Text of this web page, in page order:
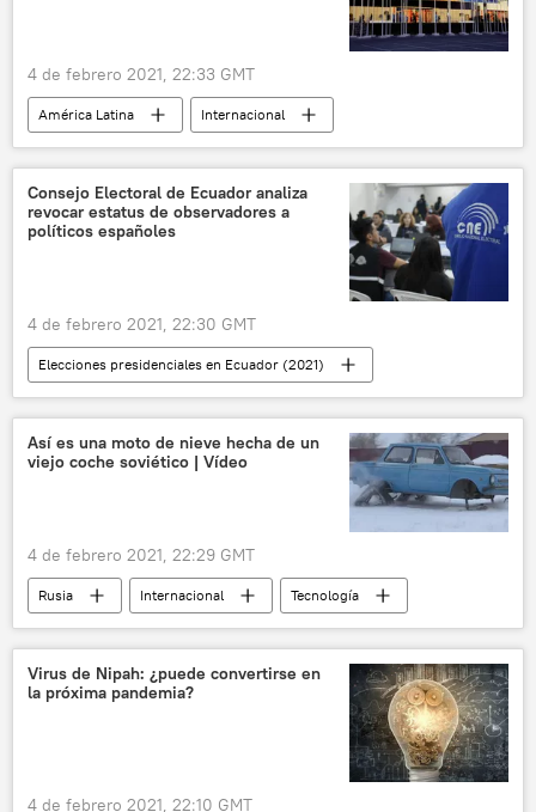
4 de febrero 2021, 22:33 GMT
América Latina
Internacional
México
CELAC
vacunación
vacunación contra el COVID-19
Organización Mundial de la Salud
noticias
Consejo Electoral de Ecuador analiza
revocar estatus de observadores a
políticos españoles
4 de febrero 2021, 22:30 GMT
Elecciones presidenciales en Ecuador (2021)
América Latina
Internacional
Consejo Nacional Electoral (CNE) de Ecuador
Ecuador
elecciones
Así es una moto de nieve hecha de un
viejo coche soviético | Vídeo
4 de febrero 2021, 22:29 GMT
Rusia Internacional
Tecnología
Ciencia
nieve
automóviles
Unión Soviética (URSS)
noticias
Virus de Nipah: ¿puede convertirse en
la próxima pandemia?
4 de febrero 2021, 22:10 GMT